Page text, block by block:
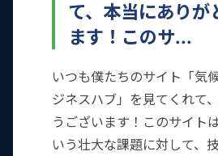
て、本当にありが
ます！このサ...
いつも僕たちのサイト「気
ジネスハブ」を見てくれて
うございます！このサイト
いう壮大な課題に対して、